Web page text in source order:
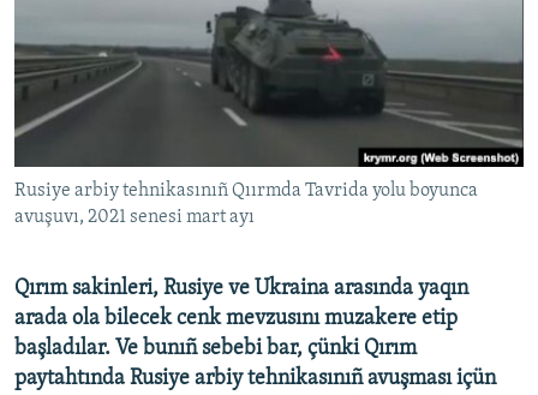
Русский
Українською
Rusiye arbiy tehnikasınıñ Qıırmda Tavrida yolu boyunca
avuşuvı, 2021 senesi mart ayı
Qırım sakinleri, Rusiye ve Ukraina arasında yaqın
arada ola bilecek cenk mevzusını muzakere etip
başladılar. Ve bunıñ sebebi bar, çünki Qırım
paytahtında Rusiye arbiy tehnikasınıñ avuşması içün